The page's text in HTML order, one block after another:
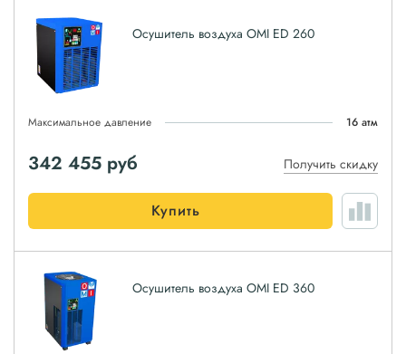
Осушитель воздуха OMI ED 260
Максимальное давление 16 атм
342 455 руб Получить скидку
Купить
Осушитель воздуха OMI ED 360